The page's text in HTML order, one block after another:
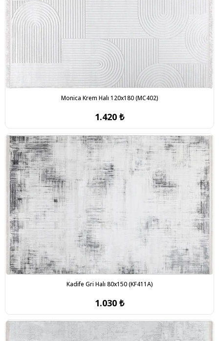
Monica Krem Halı 120x180 (MC402)
1.420 ₺
Kadife Gri Halı 80x150 (KF411A)
1.030 ₺